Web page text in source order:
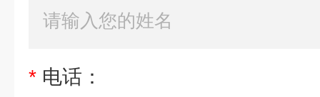
* 电话：